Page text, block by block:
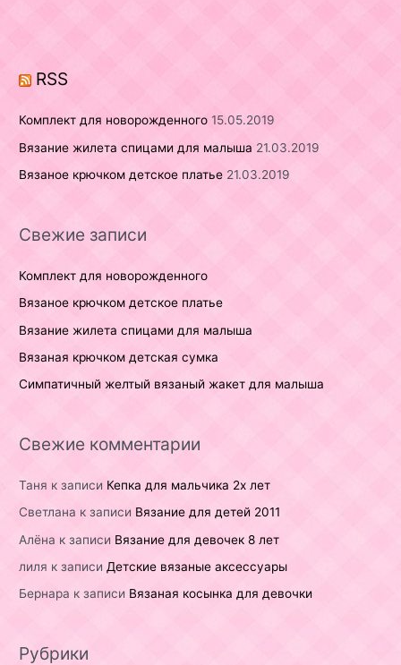
:
RSS
Комплект для новорожденного 15.05.2019
Вязание жилета спицами для малыша 21.03.2019
Вязаное крючком детское платье 21.03.2019
Свежие записи
Комплект для новорожденного
Вязаное крючком детское платье
Вязание жилета спицами для малыша
Вязаная крючком детская сумка
Симпатичный желтый вязаный жакет для малыша
Свежие комментарии
Таня к записи Кепка для мальчика 2х лет
Светлана к записи Вязание для детей 2011
Алёна к записи Вязание для девочек 8 лет
лиля к записи Детские вязаные аксессуары
Бернара к записи Вязаная косынка для девочки
Рубрики